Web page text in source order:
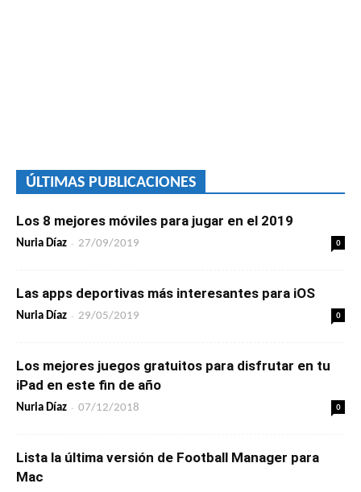
ÚLTIMAS PUBLICACIONES
Los 8 mejores móviles para jugar en el 2019
Nuria Díaz - 27/09/2019 0
Las apps deportivas más interesantes para iOS
Nuria Díaz - 29/05/2019 0
Los mejores juegos gratuitos para disfrutar en tu
iPad en este fin de año
Nuria Díaz - 07/12/2018 0
Lista la última versión de Football Manager para
Mac